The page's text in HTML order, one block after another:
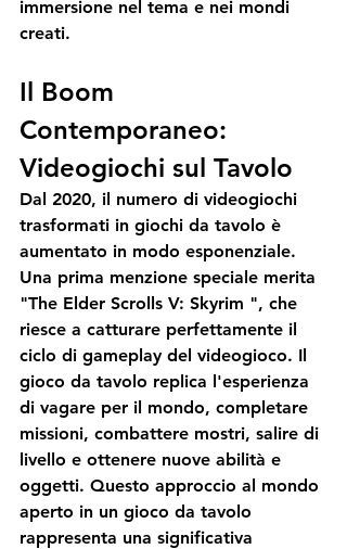
immersione nel tema e nei mondi
creati.
Il Boom
Contemporaneo:
Videogiochi sul Tavolo
Dal 2020, il numero di videogiochi
trasformati in giochi da tavolo è
aumentato in modo esponenziale.
Una prima menzione speciale merita
"The Elder Scrolls V: Skyrim ", che
riesce a catturare perfettamente il
ciclo di gameplay del videogioco. Il
gioco da tavolo replica l'esperienza
di vagare per il mondo, completare
missioni, combattere mostri, salire di
livello e ottenere nuove abilità e
oggetti. Questo approccio al mondo
aperto in un gioco da tavolo
rappresenta una significativa